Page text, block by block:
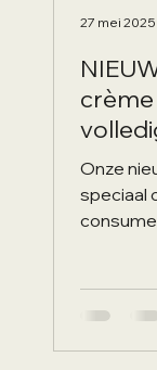
crème
Onze
speciaal
27 mei 2025